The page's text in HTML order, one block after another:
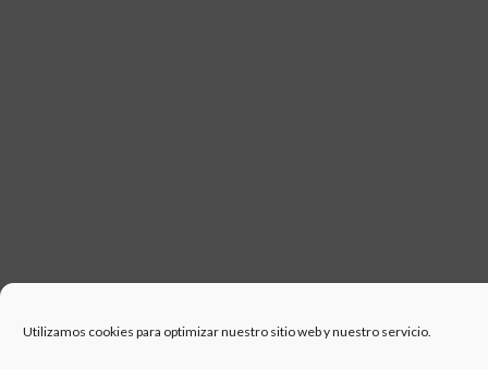
Utilizamos cookies para optimizar nuestro sitio web y nuestro servicio.